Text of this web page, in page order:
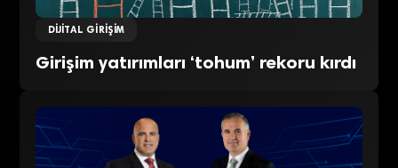
DIJITAL GIRIŞIM
Girişim yatırımları ‘tohum’ rekoru kırdı